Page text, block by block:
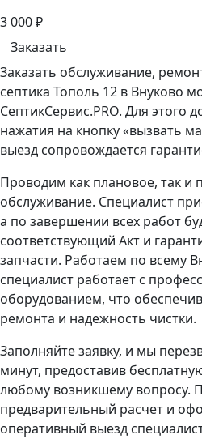
3 000₽
Заказать
Заказать обслуживание,
септика Тополь 12 в Внуково
СептикСервис.PRO. Для этого
нажатия на кнопку «вызвать
выезд сопровождается
Проводим как плановое, так и
обслуживание. Специалист
а по завершении всех работ
соответствующий Акт и
запчасти. Работаем по всему
специалист работает с
оборудованием, что
ремонта и надежность чистки.
Заполняйте заявку, и мы
минут, предоставив
любому возникшему вопросу.
предварительный расчет и
оперативный выезд